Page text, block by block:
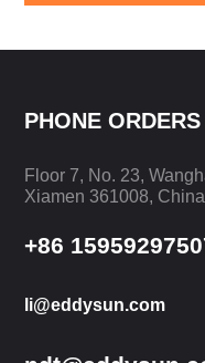
PHONE ORDERS
Floor 7, No. 23,
Xiamen 361008, China
+86
li@eddysun.com